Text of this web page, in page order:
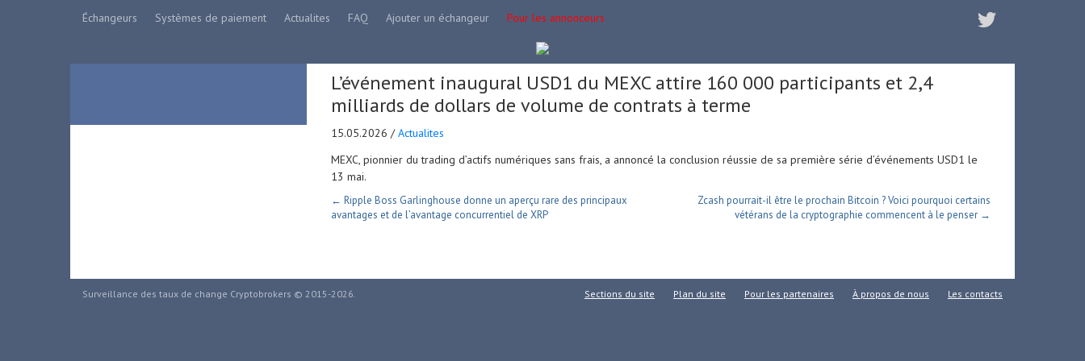
Échangeurs Systèmes de paiement Actualites FAQ Ajouter un échangeur Pour les annonceurs
L’événement inaugural USD1 du MEXC attire 160 000 participants et 2,4
milliards de dollars de volume de contrats à terme
15.05.2026 /Actualites
MEXC, pionnier du trading d’actifs numériques sans frais, a annoncé la conclusion réussie de sa première série d’événements USD1 le
13 mai.
← Ripple Boss Garlinghouse donne un aperçu rare des principaux
avantages et de l’avantage concurrentiel de XRP
Zcash pourrait-il être le prochain Bitcoin ? Voici pourquoi certains
vétérans de la cryptographie commencent à le penser →
Surveillance des taux de change Cryptobrokers © 2015-2026. Sections du site Plan du site Pour les partenaires À propos de nous Les contacts